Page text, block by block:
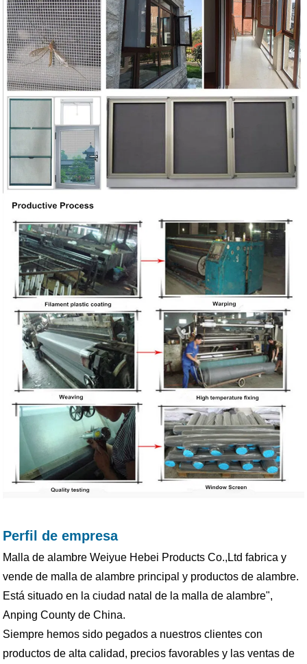
Perfil de empresa
Malla de alambre Weiyue Hebei Products Co.,Ltd fabrica y
vende de malla de alambre principal y productos de alambre.
Está situado en la ciudad natal de la malla de alambre",
Anping County de China.
Siempre hemos sido pegados a nuestros clientes con
productos de alta calidad, precios favorables y las ventas de